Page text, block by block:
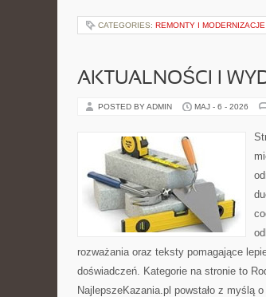
CATEGORIES: REMONTY I MODERNIZACJE
AKTUALNOŚCI I
POSTED BY ADMIN MAJ - 6 - 2026
rozważania oraz teksty pomagające
doświadczeń. Kategorie na stronie to
NajlepszeKazania.pl powstało z myślą